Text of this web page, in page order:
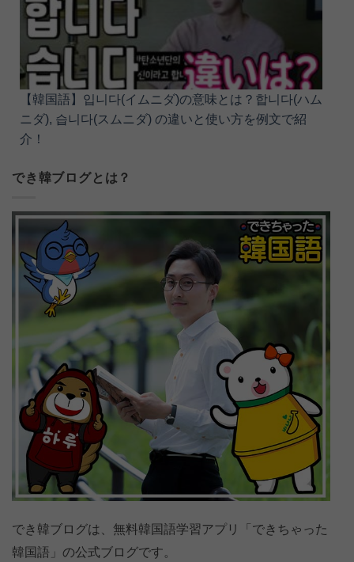
【韓国語】입니다(イムニダ)の意味とは？합니다(ハム
ニダ), 습니다(スムニダ) の違いと使い方を例文で紹
介！
でき韓ブログとは？
でき韓ブログは、無料韓国語学習アプリ「できちゃった
韓国語」の公式ブログです。